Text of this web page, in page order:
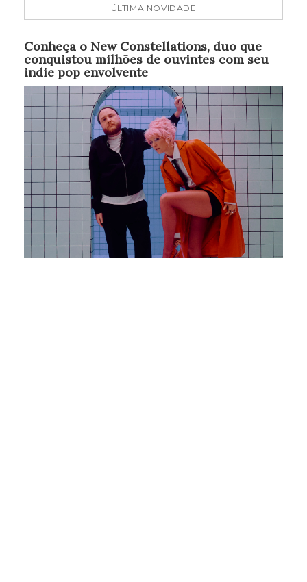
ÚLTIMA NOVIDADE
Conheça o New Constellations, duo que
conquistou milhões de ouvintes com seu
indie pop envolvente